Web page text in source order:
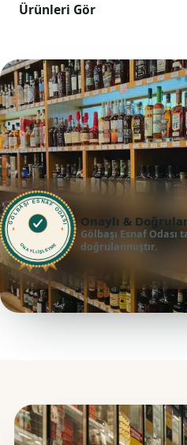
Ürünleri Gör
GÖLBAŞI ESNAF ODASI
ONAYLI İŞLETME
Onaylı &
Gölbaşı Esnaf Odası
doğrulanmıştır.